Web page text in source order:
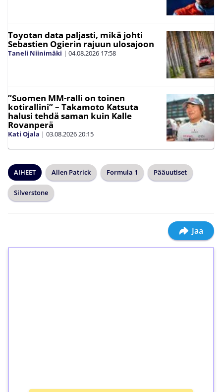
Toyotan data paljasti, mikä johti
Sebastien Ogierin rajuun ulosajoon
Taneli Niinimäki | 04.08.2026 17:58
”Suomen MM-ralli on toinen
kotirallini” – Takamoto Katsuta
halusi tehdä saman kuin Kalle
Rovanperä
Kati Ojala | 03.08.202620:15
AIHEET Allen Patrick Formula 1 Pääuutiset
Silverstone
Jaa